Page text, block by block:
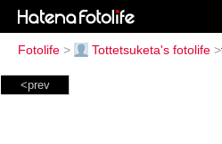
Fotolife > Tottetsuketa's fotolife >
<prev